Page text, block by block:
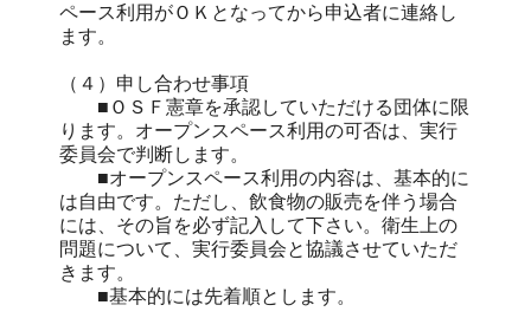
ペース利用がＯＫとなってから申込者に連絡し
ます。
（４）申し合わせ事項
■ＯＳＦ憲章を承認していただける団体に限
ります。オープンスペース利用の可否は、実行
委員会で判断します。
■オープンスペース利用の内容は、基本的に
は自由です。ただし、飲食物の販売を伴う場合
には、その旨を必ず記入して下さい。衛生上の
問題について、実行委員会と協議させていただ
きます。
■基本的には先着順とします。